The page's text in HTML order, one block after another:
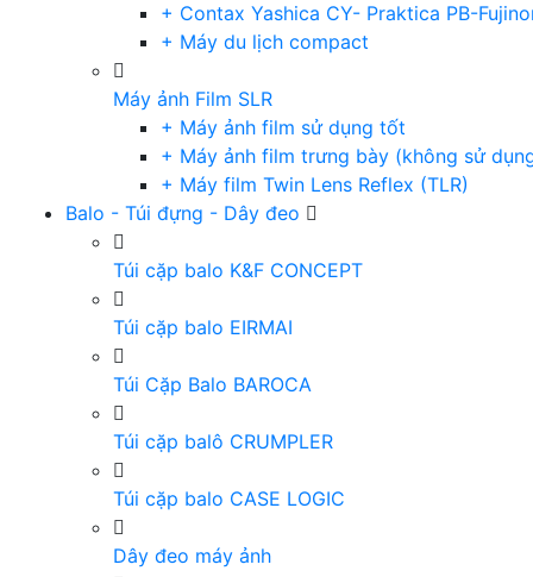
+ Contax Yashica CY- Praktica PB-
+ Máy du lịch compact
Máy ảnh Film SLR
+ Máy ảnh film sử dụng tốt
+ Máy ảnh film trưng bày (không sử
+ Máy film Twin Lens Reflex (TLR)
Balo - Túi đựng - Dây đeo
Túi cặp balo K&F CONCEPT
Túi cặp balo EIRMAI
Túi Cặp Balo BAROCA
Túi cặp balô CRUMPLER
Túi cặp balo CASE LOGIC
Dây đeo máy ảnh